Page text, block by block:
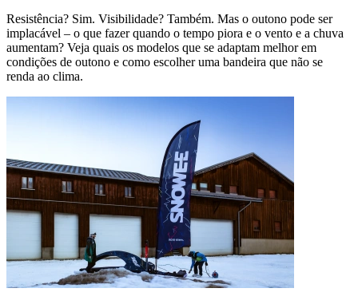
Resistência? Sim. Visibilidade? Também. Mas o outono pode ser
implacável – o que fazer quando o tempo piora e o vento e a chuva
aumentam? Veja quais os modelos que se adaptam melhor em
condições de outono e como escolher uma bandeira que não se
renda ao clima.